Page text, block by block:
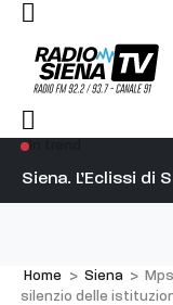
Siena. L’Eclissi di
su Diosu
Home > Siena >
silenzio delle